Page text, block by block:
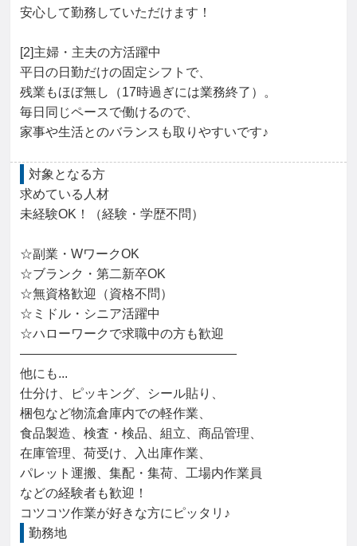
安心して勤務していただけます！
[2]主婦・主夫の方活躍中
平日の日勤だけの固定シフトで、
残業もほぼ無し（17時過ぎには業務終了）。
毎日同じペースで働けるので、
家事や生活とのバランスも取りやすいです♪
対象となる方
求めている人材
未経験OK！（経験・学歴不問）
☆副業・WワークOK
☆ブランク・第二新卒OK
☆無資格歓迎（資格不問）
☆ミドル・シニア活躍中
☆ハローワークで求職中の方も歓迎
―――――――――――――――――
他にも...
仕分け、ピッキング、シール貼り、
梱包など物流倉庫内での軽作業、
食品製造、検査・検品、組立、商品管理、
在庫管理、荷受け、入出庫作業、
パレット運搬、集配・集荷、工場内作業員
などの経験者も歓迎！
コツコツ作業が好きな方にピッタリ♪
勤務地